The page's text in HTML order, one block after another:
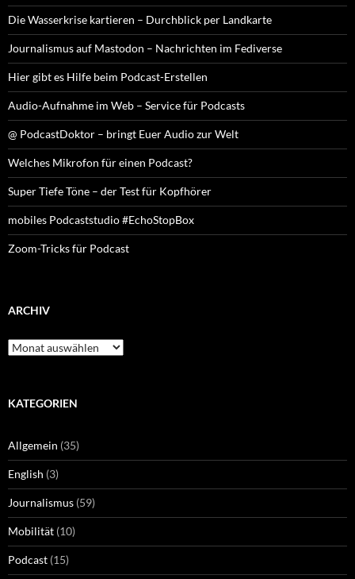
Die Wasserkrise kartieren – Durchblick per Landkarte
Journalismus auf Mastodon – Nachrichten im Fediverse
Hier gibt es Hilfe beim Podcast-Erstellen
Audio-Aufnahme im Web – Service für Podcasts
@ PodcastDoktor – bringt Euer Audio zur Welt
Welches Mikrofon für einen Podcast?
Super Tiefe Töne – der Test für Kopfhörer
mobiles Podcaststudio #EchoStopBox
Zoom-Tricks für Podcast
ARCHIV
Archiv
KATEGORIEN
Allgemein (35)
English (3)
Journalismus (59)
Mobilität (10)
Podcast (15)